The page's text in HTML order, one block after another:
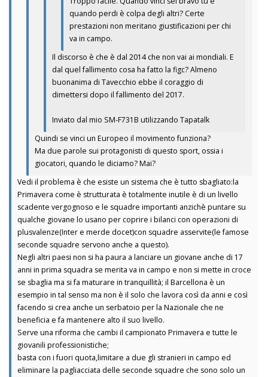
quando perdi è colpa degli altri? Certe
prestazioni non meritano giustificazioni per chi
va in campo.
Il discorso è che è dal 2014 che non vai ai mondiali. E
dal quel fallimento cosa ha fatto la figc? Almeno
buonanima di Tavecchio ebbe il coraggio di
dimettersi dopo il fallimento del 2017.
Inviato dal mio SM-F731B utilizzando Tapatalk
Quindi se vinci un Europeo il movimento funziona?
Ma due parole sui protagonisti di questo sport, ossia i
giocatori, quando le diciamo? Mai?
Vedi il problema è che esiste un sistema che è tutto sbagliato:la
Primavera come è strutturata è totalmente inutile è di un livello
scadente vergognoso e le squadre importanti anzichè puntare su
qualche giovane lo usano per coprire i bilanci con operazioni di
plusvalenze(Inter e merde docet)con squadre asservite(le famose
seconde squadre servono anche a questo).
Negli altri paesi non si ha paura a lanciare un giovane anche di 17
anni in prima squadra se merita va in campo e non si mette in croce
se sbaglia ma si fa maturare in tranquillità; il Barcellona è un
esempio in tal senso ma non è il solo che lavora così da anni e così
facendo si crea anche un serbatoio per la Nazionale che ne
beneficia e fa mantenere alto il suo livello.
Serve una riforma che cambi il campionato Primavera e tutte le
giovanili professionistiche;
basta con i fuori quota,limitare a due gli stranieri in campo ed
eliminare la pagliacciata delle seconde squadre che sono solo un